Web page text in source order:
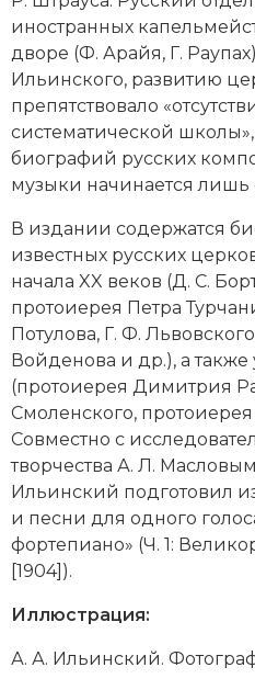
иностранных
дворе (Ф. Арайя, Г.
Ильинского, развитию
препятствовало
систематической
биографий русских
музыки начинается лишь
В издании содержатся
известных русских
начала XX веков (Д. С.
протоиерея Петра
Потулова, Г. Ф.
Войденова и др.), а
(протоиерея Димитрия
Смоленского,
Совместно с
творчества А. Л. Масловым
Ильинский подготовил
и песни для одного
фортепиано» (Ч. 1:
[1904]).
Иллюстрация:
А. А. Ильинский.